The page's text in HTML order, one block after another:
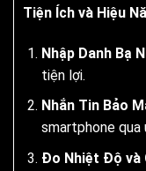
Tiện Ích và Hiệu
Nhập Danh Bạ
tiện lợi.
Nhắn Tin Bảo
smartphone qua
Đo Nhiệt Độ và